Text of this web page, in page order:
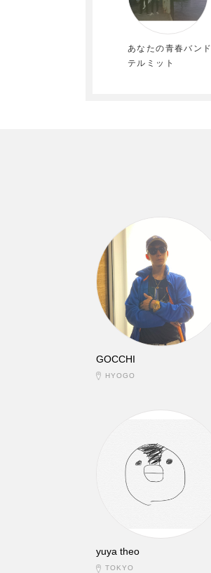
あなたの青春バンド
テルミット
GOCCHI
HYOGO
yuya theo
TOKYO